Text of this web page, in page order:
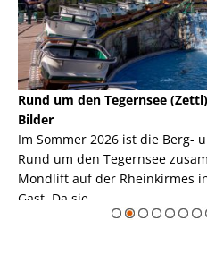
Rund um den Tegernsee
Bilder
Im Sommer 2026 ist die Berg-
Rund um den Tegernsee
Mondlift auf der Rheinkirmes
Gast. Da sie ...